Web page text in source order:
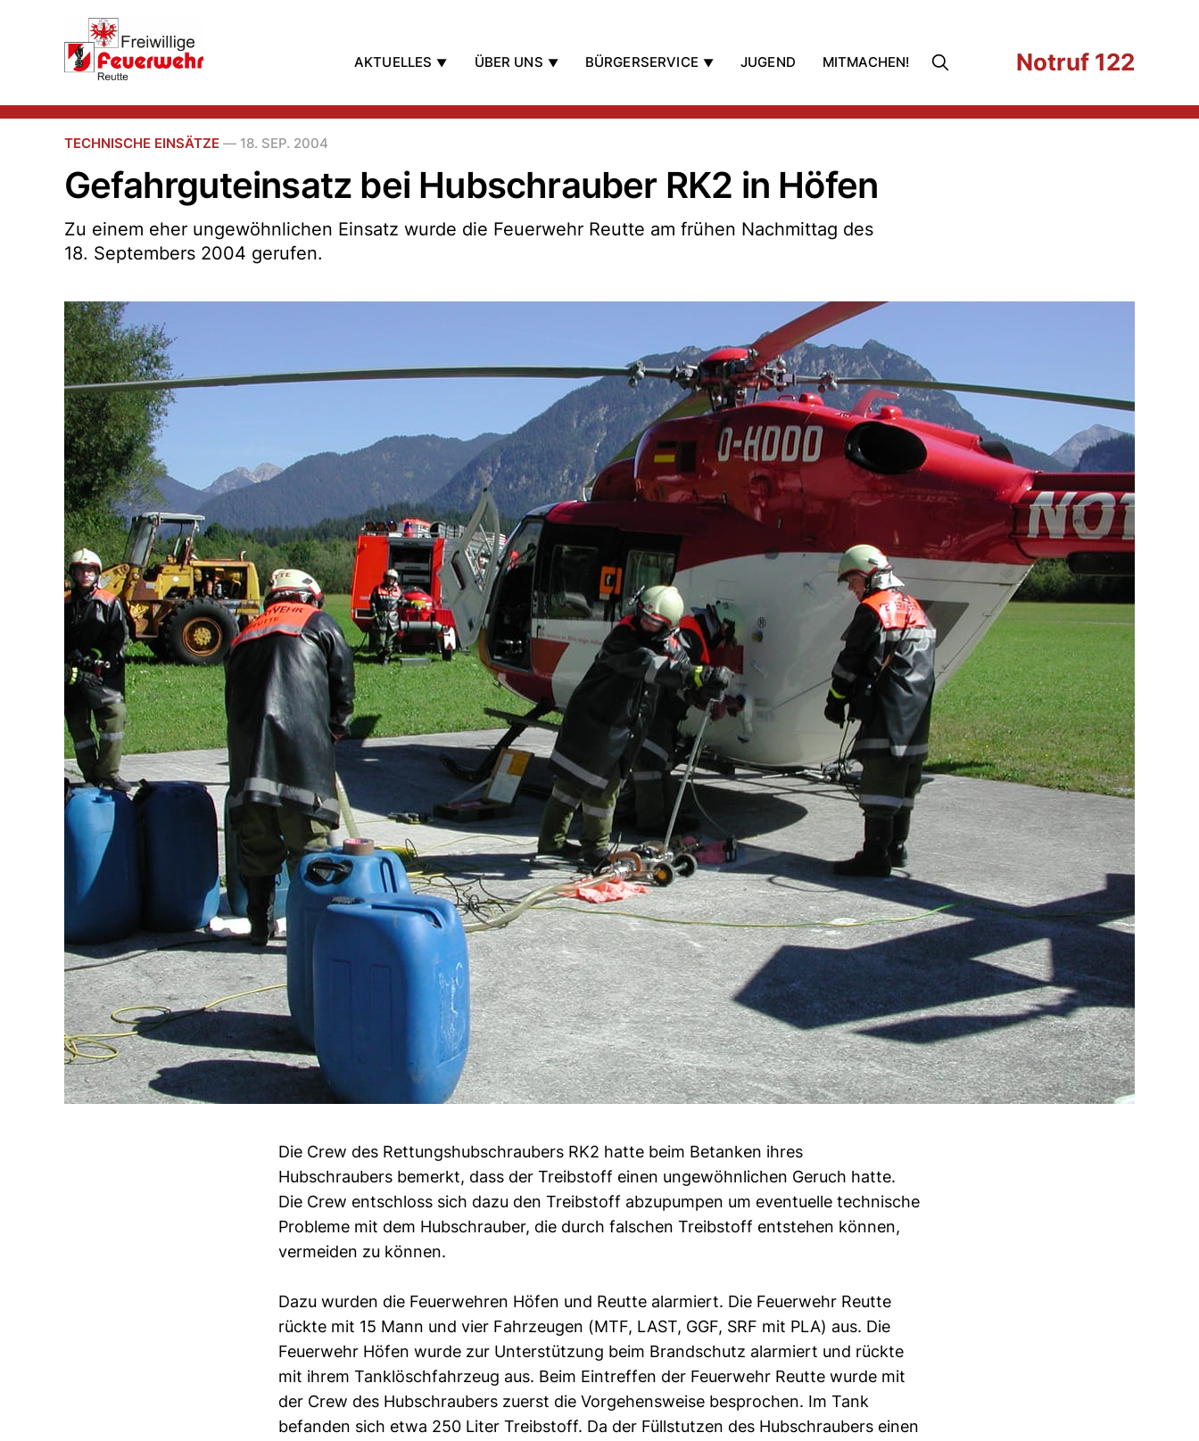
AKTUELLES ÜBER UNS BÜRGERSERVICE JUGEND MITMACHEN! Notruf 122
TECHNISCHE EINSÄTZE — 18. SEP. 2004
Gefahrguteinsatz bei Hubschrauber RK2 in Höfen
Zu einem eher ungewöhnlichen Einsatz wurde die Feuerwehr Reutte am frühen Nachmittag des
18. Septembers 2004 gerufen.
Die Crew des Rettungshubschraubers RK2 hatte beim Betanken ihres
Hubschraubers bemerkt, dass der Treibstoff einen ungewöhnlichen Geruch hatte.
Die Crew entschloss sich dazu den Treibstoff abzupumpen um eventuelle technische
Probleme mit dem Hubschrauber, die durch falschen Treibstoff entstehen können,
vermeiden zu können.
Dazu wurden die Feuerwehren Höfen und Reutte alarmiert. Die Feuerwehr Reutte
rückte mit 15 Mann und vier Fahrzeugen (MTF, LAST, GGF, SRF mit PLA) aus. Die
Feuerwehr Höfen wurde zur Unterstützung beim Brandschutz alarmiert und rückte
mit ihrem Tanklöschfahrzeug aus. Beim Eintreffen der Feuerwehr Reutte wurde mit
der Crew des Hubschraubers zuerst die Vorgehensweise besprochen. Im Tank
befanden sich etwa 250 Liter Treibstoff. Da der Füllstutzen des Hubschraubers einen